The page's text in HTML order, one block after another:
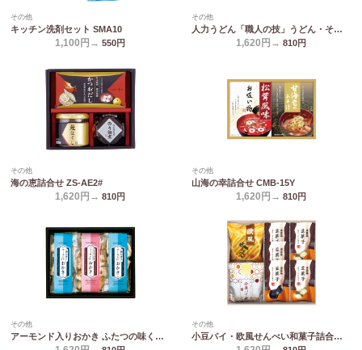
その他
キッチン洗剤セット SMA10
1,100円→ 550円
その他
人力うどん「職人の技」うどん・そばセット JUS-AE
1,620円→ 810円
その他
海の恵詰合せ ZS-AE2#
1,620円→ 810円
その他
山海の幸詰合せ CMB-15Y
1,620円→ 810円
その他
アーモンド入りおかき ふたつの味くらべ MY-15
その他
小豆パイ・欧風せんべい和菓子詰合せ DW-15R